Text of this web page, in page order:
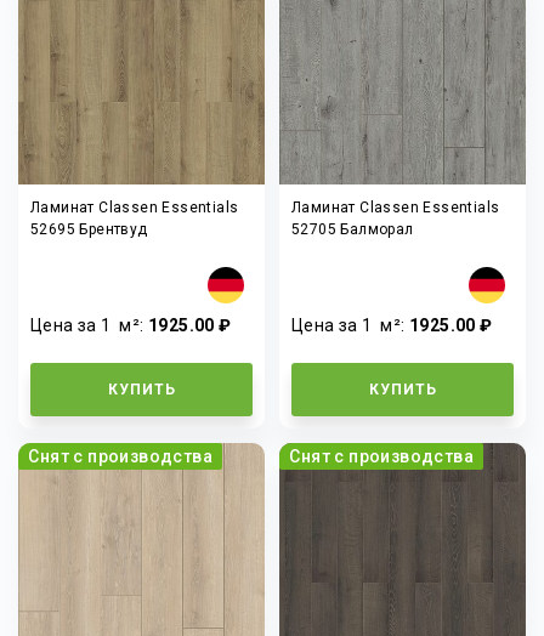
Ламинат Classen Essentials
52695 Брентвуд
Цена за 1м²: 1925.00 ₽
КУПИТЬ
Ламинат Classen Essentials
52705 Балморал
Цена за 1м²: 1925.00 ₽
КУПИТЬ
Снят с производства Снят с производства